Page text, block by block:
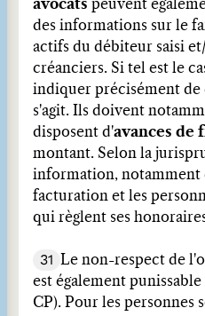
avocats peuvent
des informations sur le
actifs du débiteur saisi
créanciers. Si tel est le
indiquer précisément de
s'agit. Ils doivent
disposent d'avances de
montant. Selon la
information, notamment
facturation et les
qui règlent ses
31
Le non-respect de
est également
CP). Pour les personnes